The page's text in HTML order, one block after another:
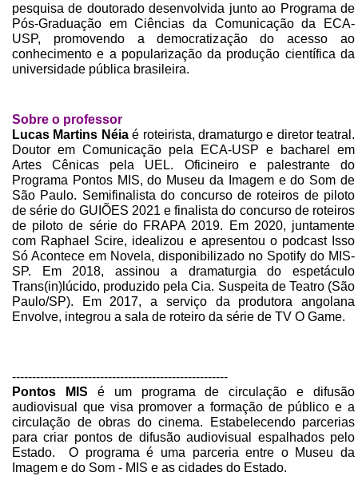
pesquisa de doutorado desenvolvida junto ao Programa de
Pós-Graduação em Ciências da Comunicação da ECA-
USP, promovendo a democratização do acesso ao
conhecimento e a popularização da produção científica da
universidade pública brasileira.
Sobre o professor
Lucas Martins Néiaé roteirista, dramaturgo e diretor teatral.
Doutor em Comunicação pela ECA-USP e bacharel em
Artes Cênicas pela UEL. Oficineiro e palestrante do
Programa Pontos MIS, do Museu da Imagem e do Som de
São Paulo. Semifinalista do concurso de roteiros de piloto
de série do GUIÕES 2021 e finalista do concurso de roteiros
de piloto de série do FRAPA 2019. Em 2020, juntamente
com Raphael Scire, idealizou e apresentou o podcast Isso
Só Acontece em Novela, disponibilizado no Spotify do MIS-
SP. Em 2018, assinou a dramaturgia do espetáculo
Trans(in)lúcido, produzido pela Cia. Suspeita de Teatro (São
Paulo/SP). Em 2017, a serviço da produtora angolana
Envolve, integrou a sala de roteiro da série de TV O Game.
------------------------------------------------------
Pontos MIS
é um programa de circulação e difusão
audiovisual que visa promover a formação de público e a
circulação de obras do cinema. Estabelecendo parcerias
para criar pontos de difusão audiovisual espalhados pelo
Estado. O programa é uma parceria entre o Museu da
Imagem e do Som - MIS e as cidades do Estado.